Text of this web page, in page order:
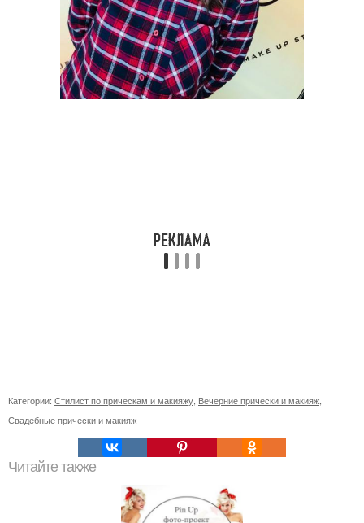
Категории: Стилист по прическам и макияжу Вечерние прически и макияж
Свадебные прически и макияж
Читайте также